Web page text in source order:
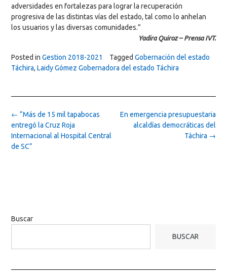
adversidades en fortalezas para lograr la recuperación
progresiva de las distintas vías del estado, tal como lo anhelan
los usuarios y las diversas comunidades.”
Yadira Quiroz – Prensa IVT.
Posted in Gestion 2018-2021 Tagged Gobernación del estado
Táchira, Laidy Gómez Gobernadora del estado Táchira
Post
navigation
En emergencia presupuestaria
alcaldías democráticas del
Táchira →
← “Más de 15 mil tapabocas
entregó la Cruz Roja
Internacional al Hospital Central
de SC”
Buscar
BUSCAR